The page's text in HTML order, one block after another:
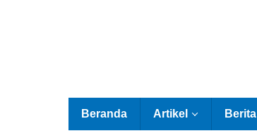
Beranda Artikel Berita